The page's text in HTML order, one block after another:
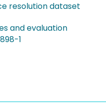
resolution dataset
and evaluation
​1